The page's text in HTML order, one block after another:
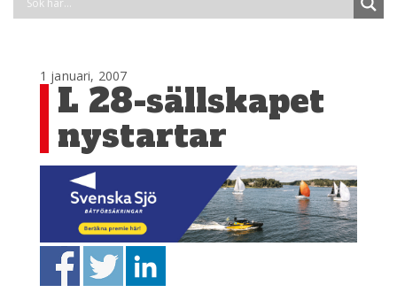
1 januari, 2007
L 28-sällskapet
nystartar